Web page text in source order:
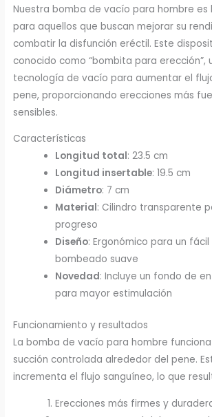
Nuestra bomba de vacío para hombre es
para aquellos que buscan mejorar su
combatir la disfunción eréctil. Este
conocido como “bombita para erección”,
tecnología de vacío para aumentar el
pene, proporcionando erecciones más
sensibles.
Características
Longitud total: 23.5 cm
Longitud insertable: 19.5 cm
Diámetro: 7 cm
Material: Cilindro transparente
progreso
Diseño: Ergonómico para un
bombeado suave
Novedad: Incluye un fondo de
para mayor estimulación
Funcionamiento y resultados
La bomba de vacío para hombre
succión controlada alrededor del pene.
incrementa el flujo sanguíneo, lo que
Erecciones más firmes y